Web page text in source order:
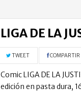
LIGA DE LA
TWEET COMPARTIR
Comic LIGA DE LA
edición en pasta dura,